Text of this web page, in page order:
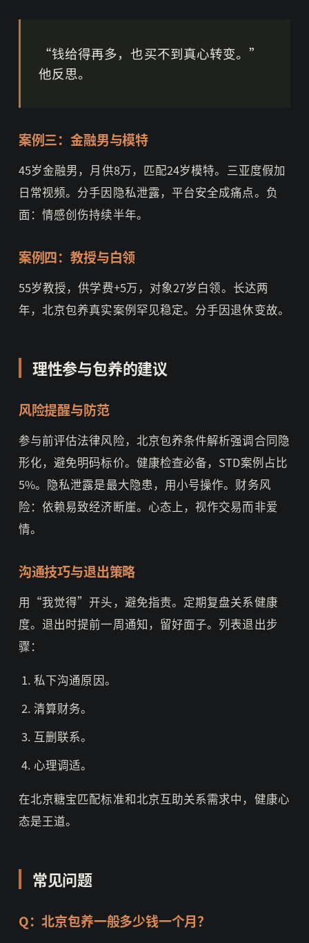
“钱给得再多，也买不到真心转变。”
他反思。
案例三：金融男与模特
45岁金融男，月供8万，匹配24岁模特。三亚度假加
日常视频。分手因隐私泄露，平台安全成痛点。负
面：情感创伤持续半年。
案例四：教授与白领
55岁教授，供学费+5万，对象27岁白领。长达两
年，北京包养真实案例罕见稳定。分手因退休变故。
理性参与包养的建议
风险提醒与防范
参与前评估法律风险，北京包养条件解析强调合同隐
形化，避免明码标价。健康检查必备，STD案例占比
5%。隐私泄露是最大隐患，用小号操作。财务风
险：依赖易致经济断崖。心态上，视作交易而非爱
情。
沟通技巧与退出策略
用“我觉得”开头，避免指责。定期复盘关系健康
度。退出时提前一周通知，留好面子。列表退出步
骤：
私下沟通原因。
清算财务。
互删联系。
心理调适。
在北京糖宝匹配标准和北京互助关系需求中，健康心
态是王道。
常见问题
Q：北京包养一般多少钱一个月？